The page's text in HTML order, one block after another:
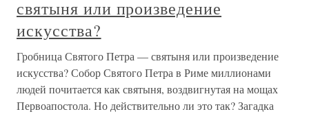
святыня или произведение
искусства?
Гробница Святого Петра — святыня или произведение
искусства? Собор Святого Петра в Риме миллионами
людей почитается как святыня, воздвигнутая на мощах
Первоапостола. Но действительно ли это так? Загадка